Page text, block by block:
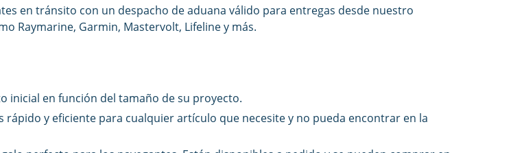
en tránsito con un despacho de aduana válido para entregas desde nuestro
Raymarine, Garmin, Mastervolt, Lifeline y más.
inicial en función del tamaño de su proyecto.
rápido y eficiente para cualquier artículo que necesite y no pueda encontrar en la